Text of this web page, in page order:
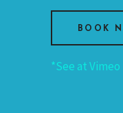
BOOK
*See at Vimeo